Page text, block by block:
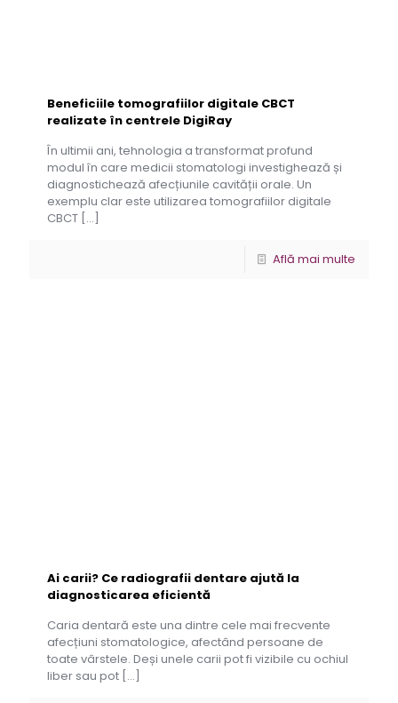
Beneficiile tomografiilor digitale CBCT
realizate în centrele DigiRay
În ultimii ani, tehnologia a transformat profund
modul în care medicii stomatologi investighează și
diagnostichează afecțiunile cavității orale. Un
exemplu clar este utilizarea tomografiilor digitale
CBCT […]
Află mai multe
Ai carii? Ce radiografii dentare ajută la
diagnosticarea eficientă
Caria dentară este una dintre cele mai frecvente
afecțiuni stomatologice, afectând persoane de
toate vârstele. Deși unele carii pot fi vizibile cu ochiul
liber sau pot […]